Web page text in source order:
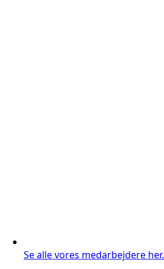
Se alle vores medarbejdere her.